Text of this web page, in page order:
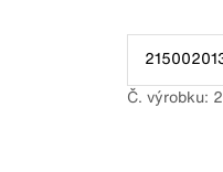
povrchu v
navazují
zdravější
na
Č. výrobku: